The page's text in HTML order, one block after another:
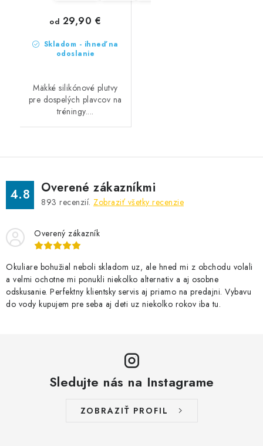
Skladom - ihneď na
odoslanie
od 29,90 €
Mäkké silikónové plutvy
pre dospelých plavcov na
tréningy....
4.8 Overené zákazníkmi
893 recenzií. Zobraziť všetky recenzie
Overený zákazník
Okuliare bohužial neboli skladom uz, ale hned mi z obchodu volali
a velmi ochotne mi ponukli niekolko alternativ a aj osobne
odskusanie. Perfektny klientsky servis aj priamo na predajni. Vybavu
do vody kupujem pre seba aj deti uz niekolko rokov iba tu.
Sledujte nás na Instagrame
ZOBRAZIŤ PROFIL